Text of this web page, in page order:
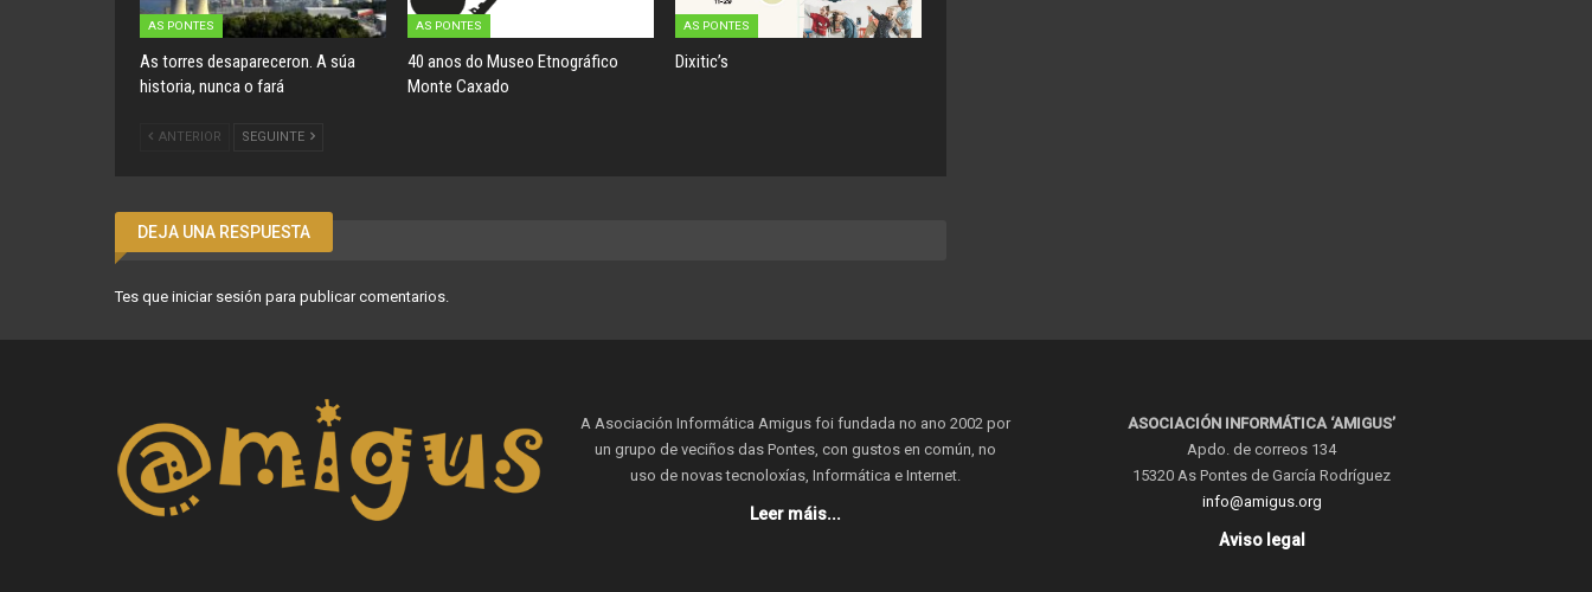
AS PONTES
As torres desapareceron. A súa
historia, nunca o fará
AS PONTES
40 anos do Museo Etnográfico
Monte Caxado
AS PONTES
Dixitic’s
ANTERIOR SEGUINTE
DEJA UNA RESPUESTA
Tes que iniciar sesión para publicar comentarios.
A Asociación Informática Amigus foi fundada no ano 2002 por
un grupo de veciños das Pontes, con gustos en común, no
uso de novas tecnoloxías, Informática e Internet.
Leer máis...
ASOCIACIÓN INFORMÁTICA ‘AMIGUS’
Apdo. de correos 134
15320 As Pontes de García Rodríguez
info@amigus.org
Aviso legal